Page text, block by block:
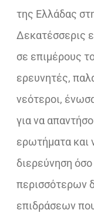
της Ελλάδας
Δεκατέσσερις
σε επιμέρους
ερευνητές,
νεότεροι,
για να
ερωτήματα και
διερεύνηση
περισσότερων
επιδράσεων